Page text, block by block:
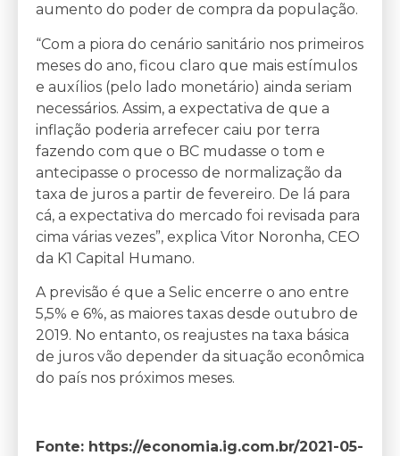
aumento do poder de compra da população.
“Com a piora do cenário sanitário nos primeiros
meses do ano, ficou claro que mais estímulos
e auxílios (pelo lado monetário) ainda seriam
necessários. Assim, a expectativa de que a
inflação poderia arrefecer caiu por terra
fazendo com que o BC mudasse o tom e
antecipasse o processo de normalização da
taxa de juros a partir de fevereiro. De lá para
cá, a expectativa do mercado foi revisada para
cima várias vezes”, explica Vitor Noronha, CEO
da K1 Capital Humano.
A previsão é que a Selic encerre o ano entre
5,5% e 6%, as maiores taxas desde outubro de
2019. No entanto, os reajustes na taxa básica
de juros vão depender da situação econômica
do país nos próximos meses.
Fonte: https://economia.ig.com.br/2021-05-